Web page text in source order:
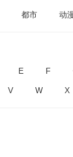
都市 动
E F
V W X